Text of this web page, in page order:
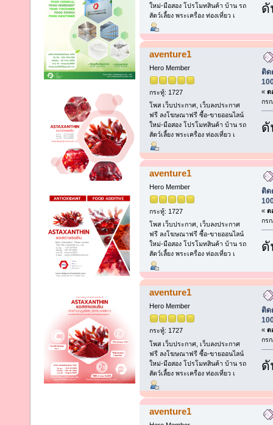
ใหม่-มือสอง โปรโมทสินค้า บ้าน รถ
สัตว์เลี้ยง พระเครื่อง ท่องเที่ยว เ
ดั
aventure1
Hero Member
กระทู้: 1727
โพส เว็บประกาศ, เว็บลงประกาศ
ฟรี ลงโฆษณาฟรี ซื้อ-ขายออนไลน์
ใหม่-มือสอง โปรโมทสินค้า บ้าน รถ
สัตว์เลี้ยง พระเครื่อง ท่องเที่ยว เ
ติด
« ต
กร
ดั
aventure1
Hero Member
กระทู้: 1727
โพส เว็บประกาศ, เว็บลงประกาศ
ฟรี ลงโฆษณาฟรี ซื้อ-ขายออนไลน์
ใหม่-มือสอง โปรโมทสินค้า บ้าน รถ
สัตว์เลี้ยง พระเครื่อง ท่องเที่ยว เ
ติด
« ต
กร
ดั
aventure1
Hero Member
กระทู้: 1727
โพส เว็บประกาศ, เว็บลงประกาศ
ฟรี ลงโฆษณาฟรี ซื้อ-ขายออนไลน์
ใหม่-มือสอง โปรโมทสินค้า บ้าน รถ
สัตว์เลี้ยง พระเครื่อง ท่องเที่ยว เ
ติด
« ต
กร
ดั
aventure1